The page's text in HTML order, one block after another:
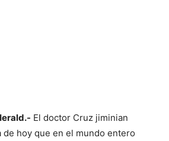
El doctor Cruz jiminian
de hoy que en el mundo entero